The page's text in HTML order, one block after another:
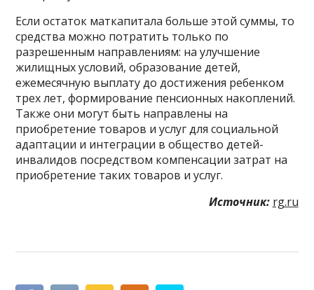
Если остаток маткапитала больше этой суммы, то
средства можно потратить только по
разрешенным направлениям: на улучшение
жилищных условий, образование детей,
ежемесячную выплату до достижения ребенком
трех лет, формирование пенсионных накоплений.
Также они могут быть направлены на
приобретение товаров и услуг для социальной
адаптации и интеграции в общество детей-
инвалидов посредством компенсации затрат на
приобретение таких товаров и услуг.
Источник: rg.ru